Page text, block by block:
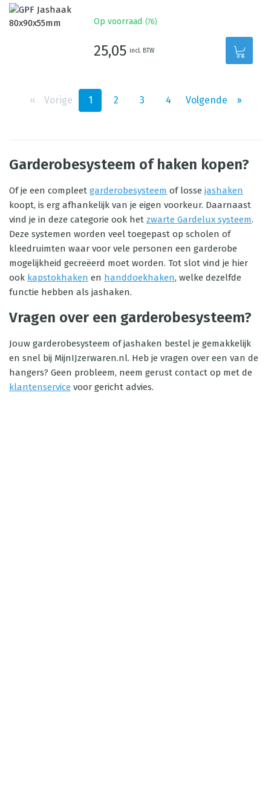
Op voorraad (76)
25,05 incl. BTW
‹‹ Vorige 1 2 3 4 Volgende ››
Garderobesysteem of haken kopen?
Of je een compleet garderobesysteem of losse jashaken
koopt, is erg afhankelijk van je eigen voorkeur. Daarnaast
vind je in deze categorie ook het zwarte Gardelux systeem.
Deze systemen worden veel toegepast op scholen of
kleedruimten waar voor vele personen een garderobe
mogelijkheid gecreëerd moet worden. Tot slot vind je hier
ook kapstokhaken en handdoekhaken, welke dezelfde
functie hebben als jashaken.
Vragen over een garderobesysteem?
Jouw garderobesysteem of jashaken bestel je gemakkelijk
en snel bij MijnIJzerwaren.nl. Heb je vragen over een van de
hangers? Geen probleem, neem gerust contact op met de
klantenservice voor gericht advies.